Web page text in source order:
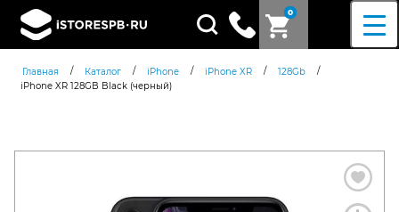
0
Поиск
товаров
Главная / Каталог / iPhone / iPhone XR / 128Gb
/
iPhone XR 128GB Black (черный)